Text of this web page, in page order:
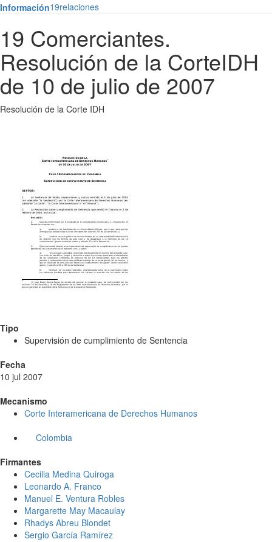
Información19relaciones
19 Comerciantes.
Resolución de la CorteIDH
de 10 de julio de 2007
Resolución de la Corte IDH
Tipo
Supervisión de cumplimiento de Sentencia
Fecha
10 jul 2007
Mecanismo
Corte Interamericana de Derechos Humanos
Colombia
Firmantes
Cecilia Medina Quiroga
Leonardo A. Franco
Manuel E. Ventura Robles
Margarette May Macaulay
Rhadys Abreu Blondet
Sergio García Ramírez